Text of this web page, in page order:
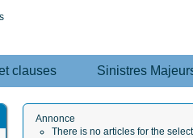
clauses Sinistres
Annonce
There is no articles for the